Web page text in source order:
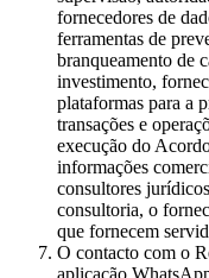
fornecedores de
ferramentas de
branqueamento de
investimento,
plataformas para a
transações e
execução do
informações
consultores
consultoria, o
que fornecem
O contacto com o
aplicação